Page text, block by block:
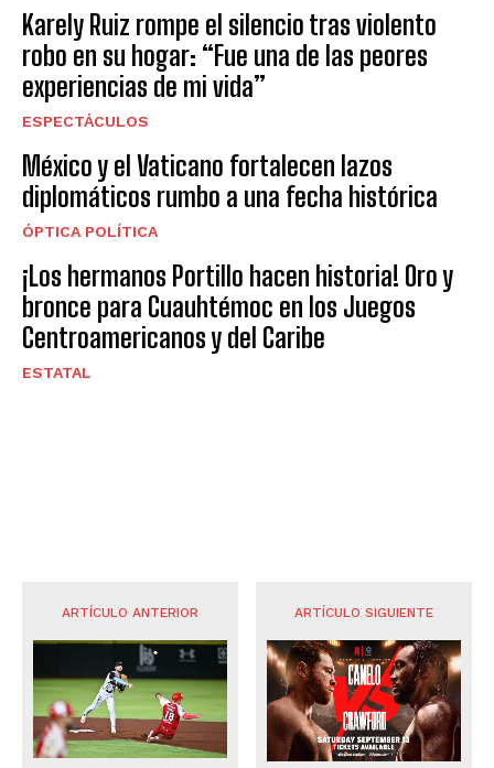
Karely Ruiz rompe el silencio tras violento
robo en su hogar: “Fue una de las peores
experiencias de mi vida”
ESPECTÁCULOS
México y el Vaticano fortalecen lazos
diplomáticos rumbo a una fecha histórica
ÓPTICA POLÍTICA
¡Los hermanos Portillo hacen historia! Oro y
bronce para Cuauhtémoc en los Juegos
Centroamericanos y del Caribe
ESTATAL
ARTÍCULO ANTERIOR ARTÍCULO SIGUIENTE